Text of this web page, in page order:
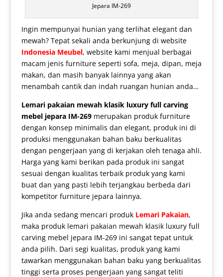
Jepara IM-269
Ingin mempunyai hunian yang terlihat elegant dan
mewah? Tepat sekali anda berkunjung di website
Indonesia Meubel, website kami menjual berbagai
macam jenis furniture seperti sofa, meja, dipan, meja
makan, dan masih banyak lainnya yang akan
menambah cantik dan indah ruangan hunian anda…
Lemari pakaian mewahklasik luxury full carving
mebel jepara IM-269merupakan produk furniture
dengan konsep minimalis dan elegant, produk ini di
produksi menggunakan bahan baku berkualitas
dengan pengerjaan yang di kerjakan oleh tenaga ahli.
Harga yang kami berikan pada produk ini sangat
sesuai dengan kualitas terbaik produk yang kami
buat dan yang pasti lebih terjangkau berbeda dari
kompetitor furniture jepara lainnya.
Jika anda sedang mencari produk Lemari Pakaian,
maka produk lemari pakaian mewah klasikluxury full
carving mebel jepara IM-269 ini sangat tepat untuk
anda pilih. Dari segi kualitas, produk yang kami
tawarkan menggunakan bahan baku yang berkualitas
tinggi serta proses pengerjaan yang sangat teliti